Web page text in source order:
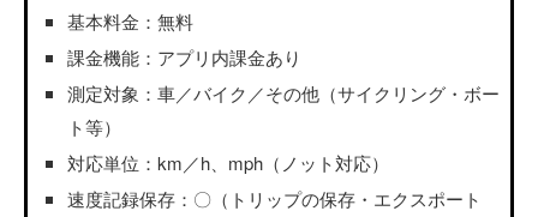
基本料金：無料
課金機能：アプリ内課金あり
測定対象：車／バイク／その他（サイクリング・ボー
ト等）
対応単位：km／h、mph（ノット対応）
速度記録保存：〇（トリップの保存・エクスポート